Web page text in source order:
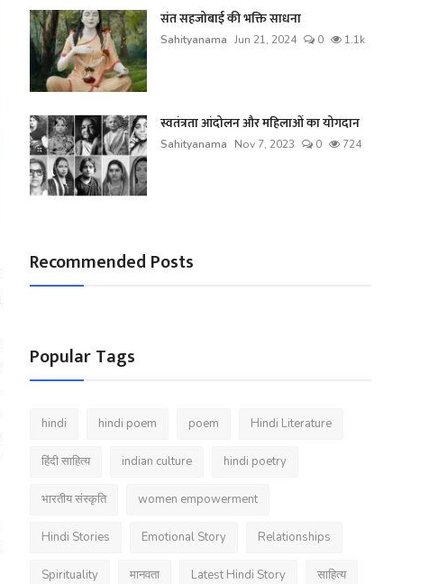
संत सहजोबाई की भक्ति साधना
Sahityanama Jun 21, 2024 0 1.1k
स्वतंत्रता आंदोलन और महिलाओं का योगदान
Sahityanama Nov 7, 2023 0 724
Recommended Posts
Popular Tags
hindi hindi poem poem Hindi Literature
हिंदी साहित्य indian culture hindi poetry
भारतीय संस्कृति women empowerment
Hindi Stories Emotional Story Relationships
Spirituality मानवता Latest Hindi Story साहित्य